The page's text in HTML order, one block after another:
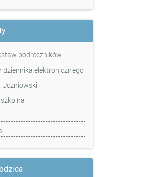
podręczników
dziennika elektronicznego